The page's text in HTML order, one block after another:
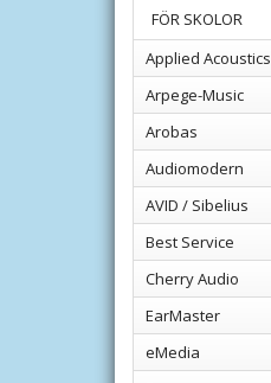
FÖR SKOLOR
Applied Acoustics
Arpege-Music
Arobas
Audiomodern
AVID / Sibelius
Best Service
Cherry Audio
EarMaster
eMedia